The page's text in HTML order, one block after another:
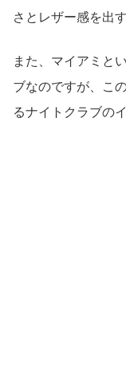
さとレザー感を出
また、マイアミと
ブなのですが、こ
るナイトクラブの